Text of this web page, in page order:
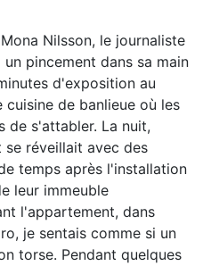
Nilsson, le journaliste
pincement dans sa main
d'exposition au
cuisine de banlieue où les
de s'attabler. La nuit,
réveillait avec des
temps après l'installation
leur immeuble
l'appartement, dans
je sentais comme si un
torse. Pendant quelques